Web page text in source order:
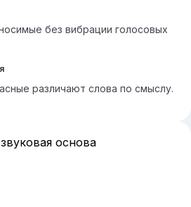
без вибрации голосовых
различают слова по смыслу.